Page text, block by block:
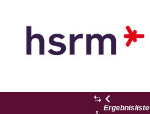
Ergebnisliste